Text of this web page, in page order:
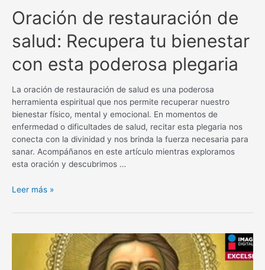
Oración de restauración de
salud: Recupera tu bienestar
con esta poderosa plegaria
La oración de restauración de salud es una poderosa
herramienta espiritual que nos permite recuperar nuestro
bienestar físico, mental y emocional. En momentos de
enfermedad o dificultades de salud, recitar esta plegaria nos
conecta con la divinidad y nos brinda la fuerza necesaria para
sanar. Acompáñanos en este artículo mientras exploramos
esta oración y descubrimos …
Oración
restauración
Recupera
Leer más »